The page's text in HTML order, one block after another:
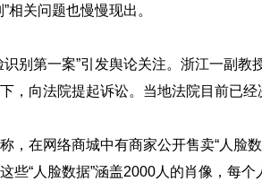
相关问题也慢慢现出。
第一案”引发舆论关注。浙江一副教
，向法院提起诉讼。当地法院目前已经
在网络商城中有商家公开售卖“人脸数
些“人脸数据”涵盖2000人的肖像，每